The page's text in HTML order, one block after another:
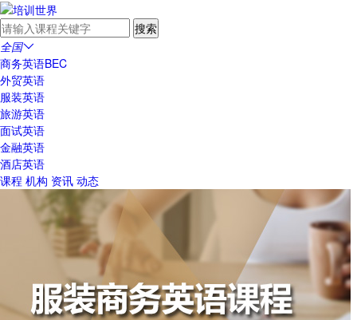
全国
商务英语BEC
外贸英语
服装英语
旅游英语
面试英语
金融英语
酒店英语
课程 机构 资讯 动态